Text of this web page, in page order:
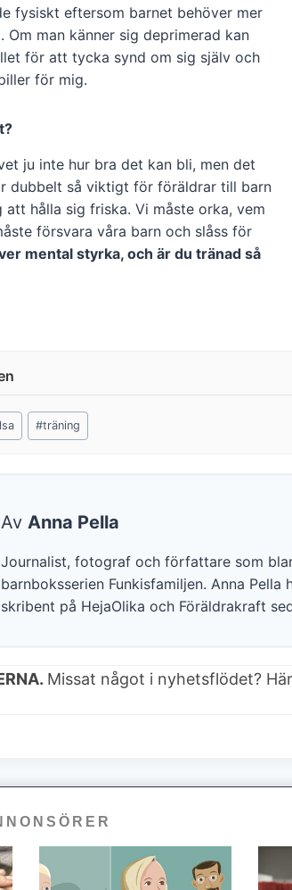
fysiskt eftersom barnet behöver mer
Om man känner sig deprimerad kan
för att tycka synd om sig själv och
för mig.
ju inte hur bra det kan bli, men det
dubbelt så viktigt för föräldrar till barn
hålla sig friska. Vi måste orka, vem
försvara våra barn och slåss för
mental styrka, och är du tränad så
#träning
Av Anna Pella
Journalist, fotograf och författare som
barnboksserien Funkisfamiljen. Anna Pella
skribent på HejaOlika och Föräldrakraft
Missat något i nyhetsflödet?